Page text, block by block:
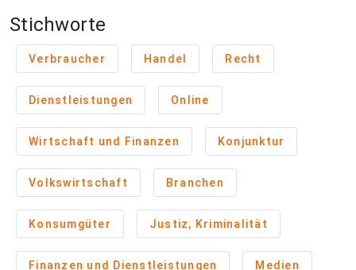
Stichworte
Verbraucher Handel Recht
Dienstleistungen Online
Wirtschaft und Finanzen Konjunktur
Volkswirtschaft Branchen
Konsumgüter Justiz, Kriminalität
Finanzen und Dienstleistungen Medien